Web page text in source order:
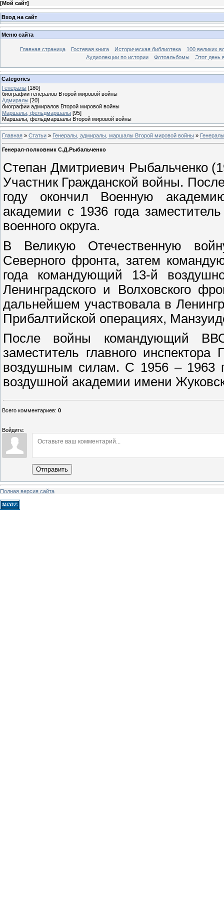
[Мой сайт]
Вход на сайт
Меню сайта
Главная страница Гостевая книга Историческая библиотека
100 великих
Аудиолекции по истории
Фотоальбомы Этот день
Categories
Генералы [180]
биографии генералов Второй мировой войны
Адмиралы [20]
биографии адмиралов Второй мировой войны
Маршалы, фельдмаршалы [95]
Маршалы, фельдмаршалы Второй мировой войны
Главная » Статьи » Генералы, адмиралы, маршалы Второй мировой войны » Генералы
Генерал-полковник С.Д.Рыбальченко
Степан Дмитриевич Рыбальченко
Участник Гражданской войны.
году окончил Военную
академии с 1936 года
военного округа.
В Великую Отечественную
Северного фронта, затем
года командующий 13-й
Ленинградского и Волховского
дальнейшем участвовала в
Прибалтийской операциях,
После войны командующий
заместитель главного
воздушным силам. С 1956 – 1963
воздушной академии имени
Всего комментариев: 0
Войдите:
Отправить
Полная версия сайта